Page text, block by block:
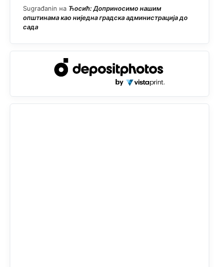
Sugrađanin на Ћосић: Доприносимо нашим
општинама као ниједна градска администрација до
сада